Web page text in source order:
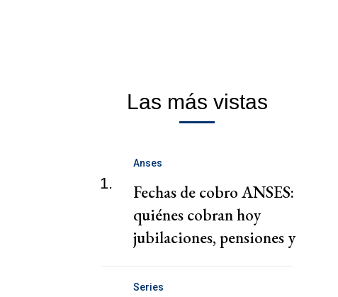
Las más vistas
1.
Anses
Fechas de cobro ANSES:
quiénes cobran hoy
jubilaciones, pensiones y
Series